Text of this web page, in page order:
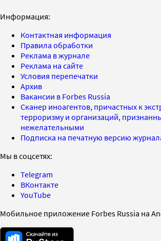
Информация:
Контактная информация
Правила обработки
Реклама в журнале
Реклама на сайте
Условия перепечатки
Архив
Вакансии в Forbes Russia
Сканер иноагентов, причастных к
терроризму и организаций,
нежелательными
Подписка на печатную версию
Мы в соцсетях:
Telegram
ВКонтакте
YouTube
Мобильное приложение Forbes Russia на